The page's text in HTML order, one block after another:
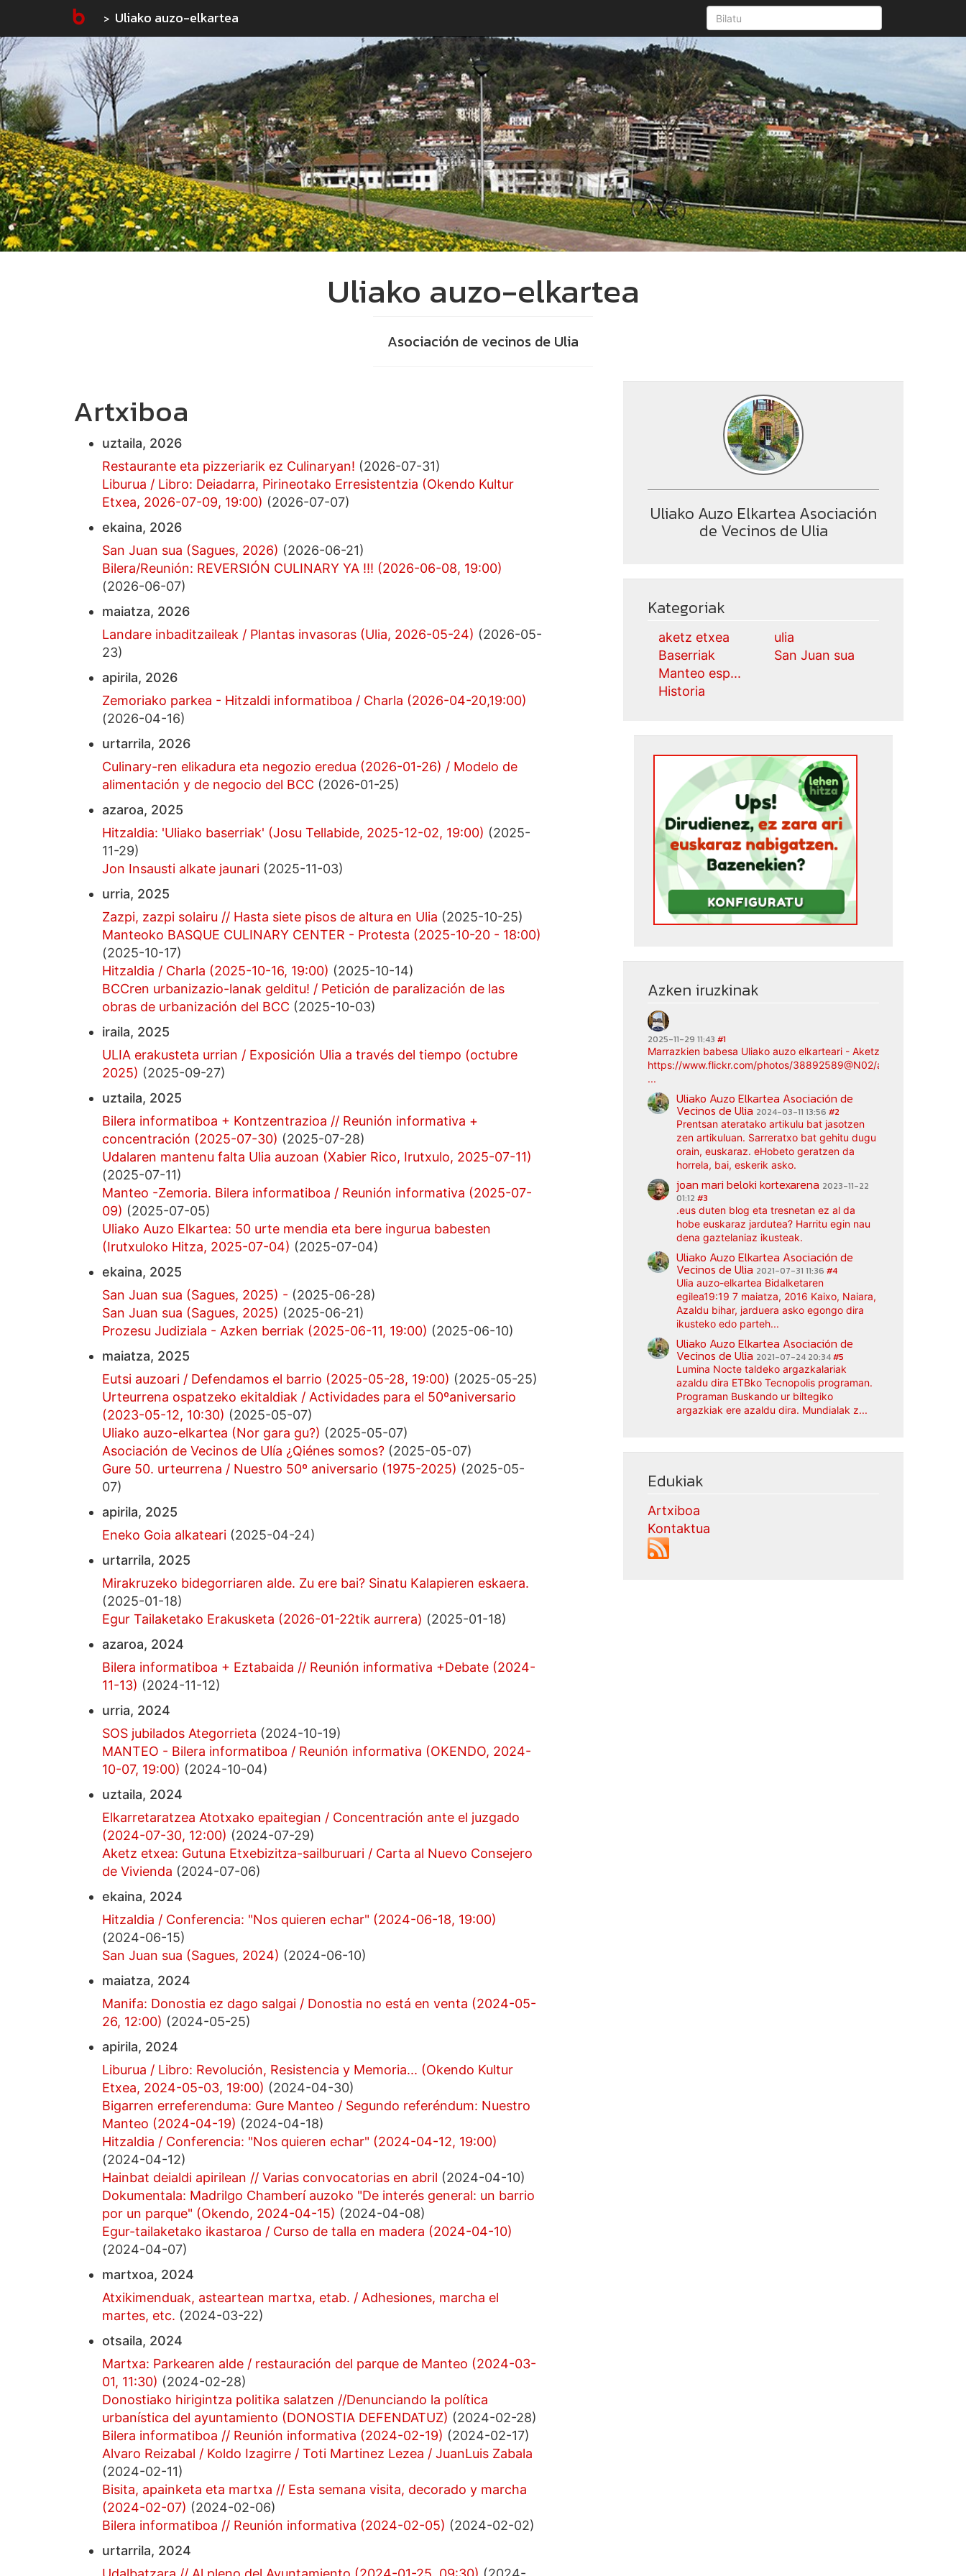
Uliako auzo-elkartea
Uliako auzo-elkartea
Asociación de vecinos de Ulia
Artxiboa
uztaila, 2026
Restaurante eta pizzeriarik ez Culinaryan! (2026-07-31)
Liburua / Libro: Deiadarra, Pirineotako Erresistentzia (Okendo Kultur
Etxea, 2026-07-09, 19:00) (2026-07-07)
ekaina, 2026
San Juan sua (Sagues, 2026) (2026-06-21)
Bilera/Reunión: REVERSIÓN CULINARY YA !!! (2026-06-08, 19:00)
(2026-06-07)
maiatza, 2026
Landare inbaditzaileak / Plantas invasoras (Ulia, 2026-05-24) (2026-05-
23)
apirila, 2026
Zemoriako parkea - Hitzaldi informatiboa / Charla (2026-04-20,19:00)
(2026-04-16)
urtarrila, 2026
Culinary-ren elikadura eta negozio eredua (2026-01-26) / Modelo de
alimentación y de negocio del BCC (2026-01-25)
azaroa, 2025
Hitzaldia: 'Uliako baserriak' (Josu Tellabide, 2025-12-02, 19:00) (2025-
11-29)
Jon Insausti alkate jaunari (2025-11-03)
urria, 2025
Zazpi, zazpi solairu // Hasta siete pisos de altura en Ulia (2025-10-25)
Manteoko BASQUE CULINARY CENTER - Protesta (2025-10-20 - 18:00)
(2025-10-17)
Hitzaldia / Charla (2025-10-16, 19:00) (2025-10-14)
BCCren urbanizazio-lanak gelditu! / Petición de paralización de las
obras de urbanización del BCC (2025-10-03)
iraila, 2025
ULIA erakusteta urrian / Exposición Ulia a través del tiempo (octubre
2025) (2025-09-27)
uztaila, 2025
Bilera informatiboa + Kontzentrazioa // Reunión informativa +
concentración (2025-07-30) (2025-07-28)
Udalaren mantenu falta Ulia auzoan (Xabier Rico, Irutxulo, 2025-07-11)
(2025-07-11)
Manteo -Zemoria. Bilera informatiboa / Reunión informativa (2025-07-
09) (2025-07-05)
Uliako Auzo Elkartea: 50 urte mendia eta bere ingurua babesten
(Irutxuloko Hitza, 2025-07-04) (2025-07-04)
ekaina, 2025
San Juan sua (Sagues, 2025) - (2025-06-28)
San Juan sua (Sagues, 2025) (2025-06-21)
Prozesu Judiziala - Azken berriak (2025-06-11, 19:00) (2025-06-10)
maiatza, 2025
Eutsi auzoari / Defendamos el barrio (2025-05-28, 19:00) (2025-05-25)
Urteurrena ospatzeko ekitaldiak / Actividades para el 50ºaniversario
(2023-05-12, 10:30) (2025-05-07)
Uliako auzo-elkartea (Nor gara gu?) (2025-05-07)
Asociación de Vecinos de Ulía ¿Qiénes somos? (2025-05-07)
Gure 50. urteurrena / Nuestro 50º aniversario (1975-2025) (2025-05-
07)
apirila, 2025
Eneko Goia alkateari (2025-04-24)
urtarrila, 2025
Mirakruzeko bidegorriaren alde. Zu ere bai? Sinatu Kalapieren eskaera.
(2025-01-18)
Egur Tailaketako Erakusketa (2026-01-22tik aurrera) (2025-01-18)
azaroa, 2024
Bilera informatiboa + Eztabaida // Reunión informativa +Debate (2024-
11-13) (2024-11-12)
urria, 2024
SOS jubilados Ategorrieta (2024-10-19)
MANTEO - Bilera informatiboa / Reunión informativa (OKENDO, 2024-
10-07, 19:00) (2024-10-04)
uztaila, 2024
Elkarretaratzea Atotxako epaitegian / Concentración ante el juzgado
(2024-07-30, 12:00) (2024-07-29)
Aketz etxea: Gutuna Etxebizitza-sailburuari / Carta al Nuevo Consejero
de Vivienda (2024-07-06)
ekaina, 2024
Hitzaldia / Conferencia: "Nos quieren echar" (2024-06-18, 19:00)
(2024-06-15)
San Juan sua (Sagues, 2024) (2024-06-10)
maiatza, 2024
Manifa: Donostia ez dago salgai / Donostia no está en venta (2024-05-
26, 12:00) (2024-05-25)
apirila, 2024
Liburua / Libro: Revolución, Resistencia y Memoria... (Okendo Kultur
Etxea, 2024-05-03, 19:00) (2024-04-30)
Bigarren erreferenduma: Gure Manteo / Segundo referéndum: Nuestro
Manteo (2024-04-19) (2024-04-18)
Hitzaldia / Conferencia: "Nos quieren echar" (2024-04-12, 19:00)
(2024-04-12)
Hainbat deialdi apirilean // Varias convocatorias en abril (2024-04-10)
Dokumentala: Madrilgo Chamberí auzoko "De interés general: un barrio
por un parque" (Okendo, 2024-04-15) (2024-04-08)
Egur-tailaketako ikastaroa / Curso de talla en madera (2024-04-10)
(2024-04-07)
martxoa, 2024
Atxikimenduak, asteartean martxa, etab. / Adhesiones, marcha el
martes, etc. (2024-03-22)
otsaila, 2024
Martxa: Parkearen alde / restauración del parque de Manteo (2024-03-
01, 11:30) (2024-02-28)
Donostiako hirigintza politika salatzen //Denunciando la política
urbanística del ayuntamiento (DONOSTIA DEFENDATUZ) (2024-02-28)
Bilera informatiboa // Reunión informativa (2024-02-19) (2024-02-17)
Alvaro Reizabal / Koldo Izagirre / Toti Martinez Lezea / JuanLuis Zabala
(2024-02-11)
Bisita, apainketa eta martxa // Esta semana visita, decorado y marcha
(2024-02-07) (2024-02-06)
Bilera informatiboa // Reunión informativa (2024-02-05) (2024-02-02)
urtarrila, 2024
Uliako Auzo Elkartea Asociación
de Vecinos de Ulia
Kategoriak
aketz etxea
Baserriak
Manteo esp...
Historia
ulia
San Juan sua
Azken iruzkinak
2025-11-29 11:43 #1
Marrazkien babesa Uliako auzo elkarteari - Aketz etxea (argazki
https://www.flickr.com/photos/38892589@N02/albums/
...
Uliako Auzo Elkartea Asociación de
Vecinos de Ulia 2024-03-11 13:56 #2
Prentsan ateratako artikulu bat jasotzen
zen artikuluan. Sarreratxo bat gehitu dugu
orain, euskaraz. eHobeto geratzen da
horrela, bai, eskerik asko.
joan mari beloki kortexarena 2023-11-22
01:12 #3
.eus duten blog eta tresnetan ez al da
hobe euskaraz jardutea? Harritu egin nau
dena gaztelaniaz ikusteak.
Uliako Auzo Elkartea Asociación de
Vecinos de Ulia 2021-07-31 11:36 #4
Ulia auzo-elkartea Bidalketaren
egilea19:19 7 maiatza, 2016 Kaixo, Naiara,
Azaldu bihar, jarduera asko egongo dira
ikusteko edo parteh...
Uliako Auzo Elkartea Asociación de
Vecinos de Ulia 2021-07-24 20:34#5
Lumina Nocte taldeko argazkalariak
azaldu dira ETBko Tecnopolis programan.
Programan Buskando ur biltegiko
argazkiak ere azaldu dira. Mundialak z...
Edukiak
Artxiboa
Kontaktua